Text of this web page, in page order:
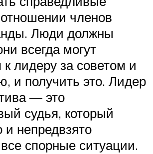
членов
Люди должны
всегда могут
к лидеру за советом и
и получить это. Лидер
— это
судья, который
и непредвзято
спорные ситуации.